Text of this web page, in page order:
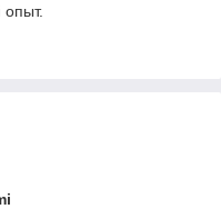
опыт.